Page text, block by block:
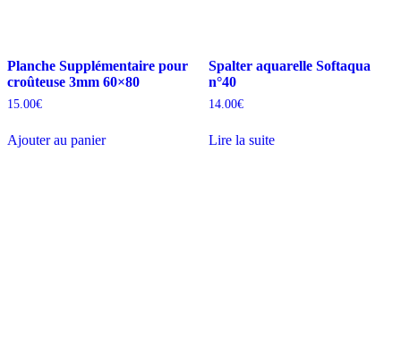
Planche Supplémentaire pour
croûteuse 3mm 60×80
15.00€
Ajouter au panier
Spalter aquarelle Softaqua
n°40
14.00€
Lire la suite